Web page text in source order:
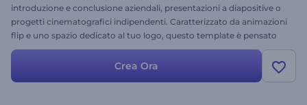
introduzione e conclusione aziendali, presentazioni a diapositive o
progetti cinematografici indipendenti. Caratterizzato da animazioni
flip e uno spazio dedicato al tuo logo, questo template è pensato
per valorizzare te e il tuo brand. Provalo subito.
Crea Ora